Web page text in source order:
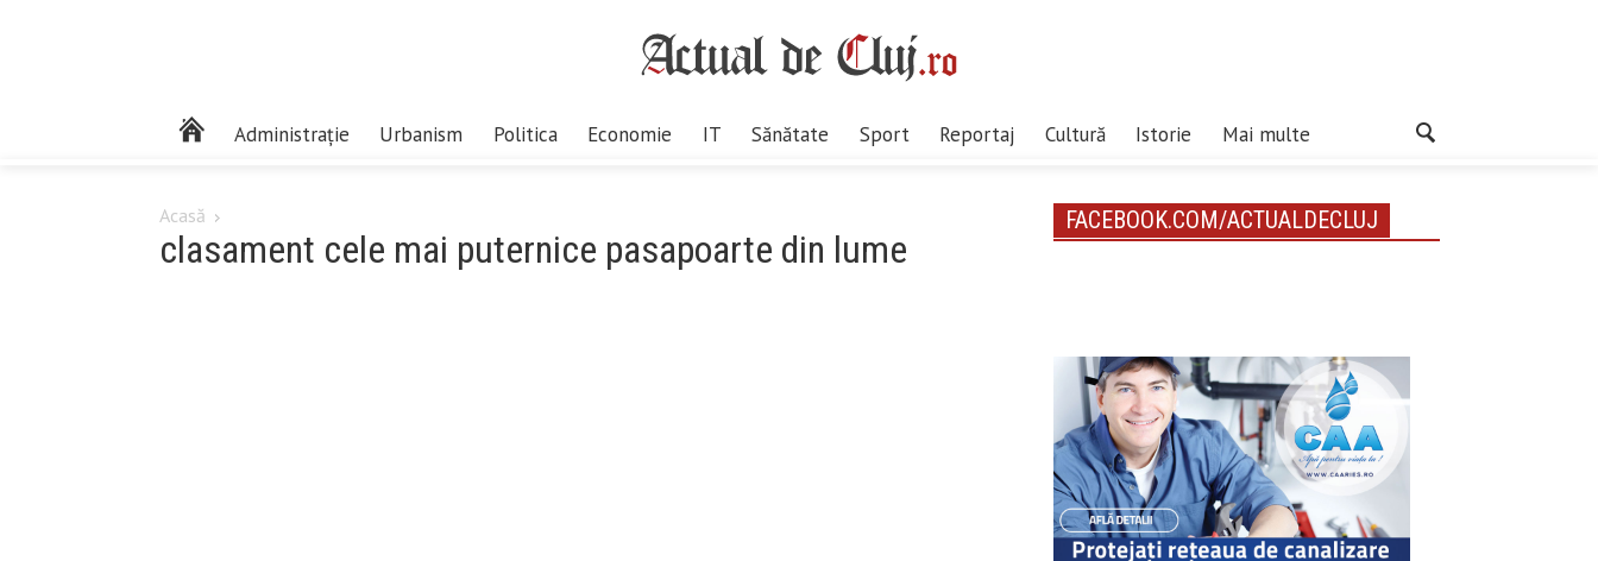
Administrație Urbanism Politica Economie IT Sănătate Sport Reportaj Cultură Istorie Mai multe
Acasă
clasament cele mai puternice pasapoarte din lume
FACEBOOK.COM/ACTUALDECLUJ